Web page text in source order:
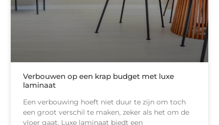
Verbouwen op een krap budget met luxe
laminaat
Een verbouwing hoeft niet duur te zijn om toch
een groot verschil te maken, zeker als het om de
vloer gaat. Luxe laminaat biedt een